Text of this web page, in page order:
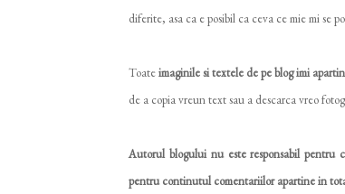
diferite, asa ca e posibil ca ceva ce mie mi se
Toateimaginile si textele de pe blog imi apartin
de a copia vreun text sau a descarca vreo
Autorul blogului nu este responsabil pentru
pentru continutul comentariilor apartine in